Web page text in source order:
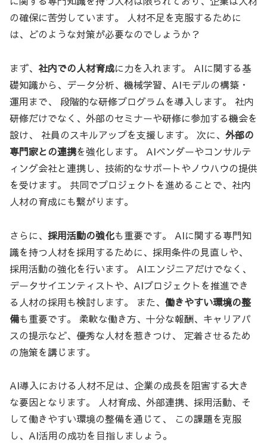
の確保に苦労しています。 人材不足を克服するために
は、どのような対策が必要なのでしょうか？
まず、 社内での人材育成に力を入れます。 AIに関する基
礎知識から、データ分析、機械学習、AIモデルの構築・
運用まで、 段階的な研修プログラムを導入します。 社内
研修だけでなく、外部のセミナーや研修に参加する機会を
設け、 社員のスキルアップを支援します。 次に、 外部の
専門家との連携を強化します。 AIベンダーやコンサルテ
ィング会社と連携し、技術的なサポートやノウハウの提供
を受けます。 共同でプロジェクトを進めることで、社内
人材の育成にも繋がります。
さらに、 採用活動の強化も重要です。 AIに関する専門知
識を持つ人材を採用するために、採用条件の見直しや、
採用活動の強化を行います。 AIエンジニアだけでなく、
データサイエンティストや、AIプロジェクトを推進でき
る人材の採用も検討します。 また、 働きやすい環境の整
備も重要です。 柔軟な働き方、十分な報酬、キャリアパ
スの提示など、優秀な人材を惹きつけ、 定着させるため
の施策を講じます。
AI導入における人材不足は、企業の成長を阻害する大き
な要因となります。 人材育成、外部連携、採用活動、そ
して働きやすい環境の整備を通じて、 この課題を克服
し、AI活用の成功を目指しましょう。